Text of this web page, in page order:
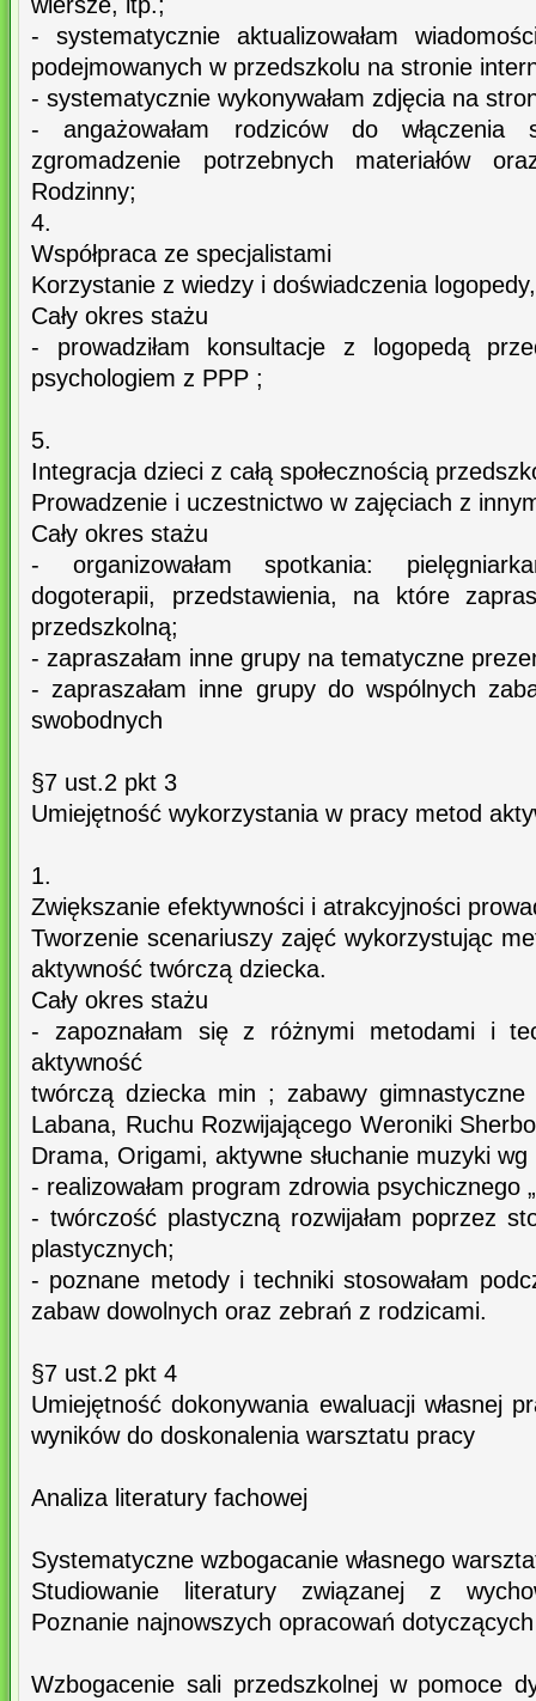
- systematycznie aktualizowałam
podejmowanych w przedszkolu na stronie
- systematycznie wykonywałam zdjęcia na
- angażowałam rodziców do
zgromadzenie potrzebnych materiałów
Rodzinny;
4.
Współpraca ze specjalistami
Korzystanie z wiedzy i doświadczenia
Cały okres stażu
- prowadziłam konsultacje z logopedą
psychologiem z PPP ;
5.
Integracja dzieci z całą społecznością
Prowadzenie i uczestnictwo w zajęciach z
Cały okres stażu
- organizowałam spotkania:
dogoterapii, przedstawienia, na które
przedszkolną;
- zapraszałam inne grupy na tematyczne
- zapraszałam inne grupy do wspólnych
swobodnych
§7 ust.2 pkt 3
Umiejętność wykorzystania w pracy metod
1.
Zwiększanie efektywności i atrakcyjności
Tworzenie scenariuszy zajęć wykorzystując
aktywność twórczą dziecka.
Cały okres stażu
- zapoznałam się z różnymi metodami i
aktywność
twórczą dziecka min ; zabawy
Labana, Ruchu Rozwijającego Weroniki
Drama, Origami, aktywne słuchanie muzyki
- realizowałam program zdrowia psychicznego
- twórczość plastyczną rozwijałam poprzez
plastycznych;
- poznane metody i techniki stosowałam
zabaw dowolnych oraz zebrań z rodzicami.
§7 ust.2 pkt 4
Umiejętność dokonywania ewaluacji własnej
wyników do doskonalenia warsztatu pracy
Analiza literatury fachowej
Systematyczne wzbogacanie własnego
Studiowanie literatury związanej z
Poznanie najnowszych opracowań
Wzbogacenie sali przedszkolnej w pomoce